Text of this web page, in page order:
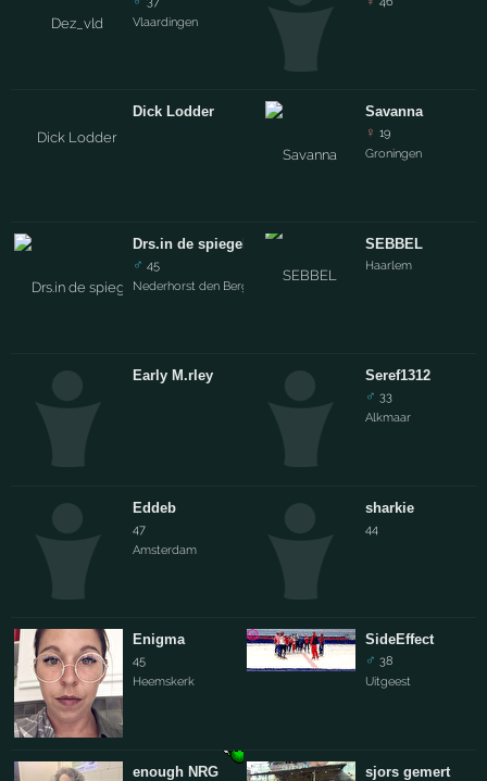
Vlaardingen
Dick Lodder
Drs.in de spiegeltechnieken
♂ 45
Nederhorst den Berg
Early M.rley
Eddeb
47
Amsterdam
Enigma
45
Heemskerk
enough NRG
Savanna
♀ 19
Groningen
SEBBEL
Haarlem
Seref1312
♂ 33
Alkmaar
sharkie
44
SideEffect
♂ 38
Uitgeest
sjors gemert